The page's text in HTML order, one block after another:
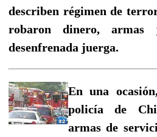
describen régimen de
robaron dinero,
desenfrenada juerga.
En una
policía de
armas de